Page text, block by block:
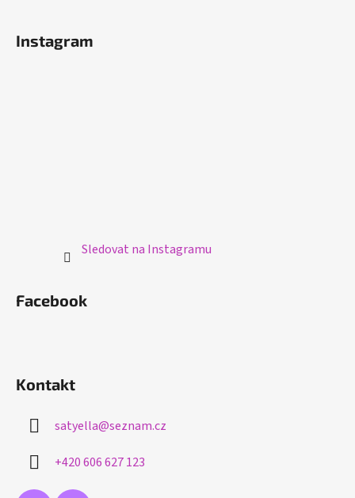
Instagram
Sledovat na Instagramu
Facebook
Kontakt
satyella@seznam.cz
+420 606 627 123